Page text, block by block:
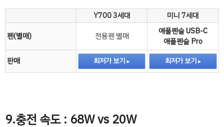
Y700 3세대
미니 7세대
펜(별매)
전용펜 별매
애플펜슬 USB-C
애플펜슬 Pro
판매
최저가 보기 최저가 보기
9.충전 속도 : 68W vs 20W